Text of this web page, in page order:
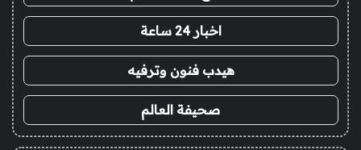
اخبار 24 ساعة
هيدب فنون وترفيه
صحيفة العالم